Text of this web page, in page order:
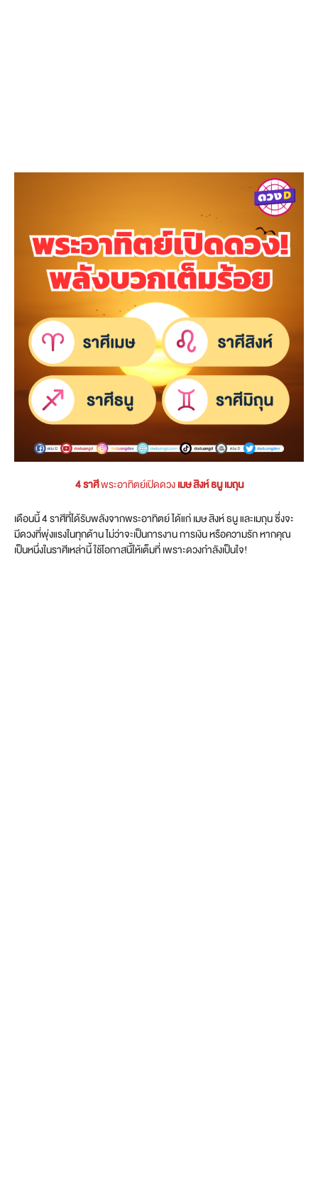
4 ราศีพระอาทิตย์เปิดดวงเมษ สิงห์ ธนู เมถุน
เดือนนี้ 4 ราศีที่ได้รับพลังจากพระอาทิตย์ ได้แก่ เมษ สิงห์ ธนู และเมถุน ซึ่งจะ
มีดวงที่พุ่งแรงในทุกด้าน ไม่ว่าจะเป็นการงาน การเงิน หรือความรัก หากคุณ
เป็นหนึ่งในราศีเหล่านี้ ใช้โอกาสนี้ให้เต็มที่ เพราะดวงกำลังเป็นใจ!